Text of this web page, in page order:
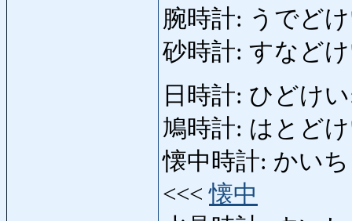
腕時計: うでど
砂時計: すなど
日時計: ひどけ
鳩時計: はとど
懐中時計: かい
<<<懐中